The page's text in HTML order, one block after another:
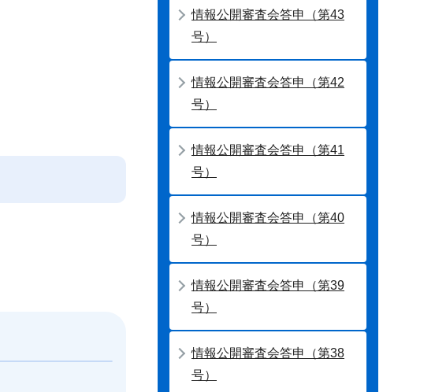
情報公開審査会答申（第43
号）
情報公開審査会答申（第42
号）
情報公開審査会答申（第41
号）
情報公開審査会答申（第40
号）
情報公開審査会答申（第39
号）
情報公開審査会答申（第38
号）